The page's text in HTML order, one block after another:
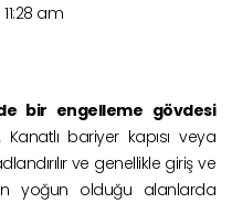
am
bir engelleme gövdesi
Kanatlı bariyer kapısı veya
ve genellikle giriş ve
yoğun olduğu alanlarda